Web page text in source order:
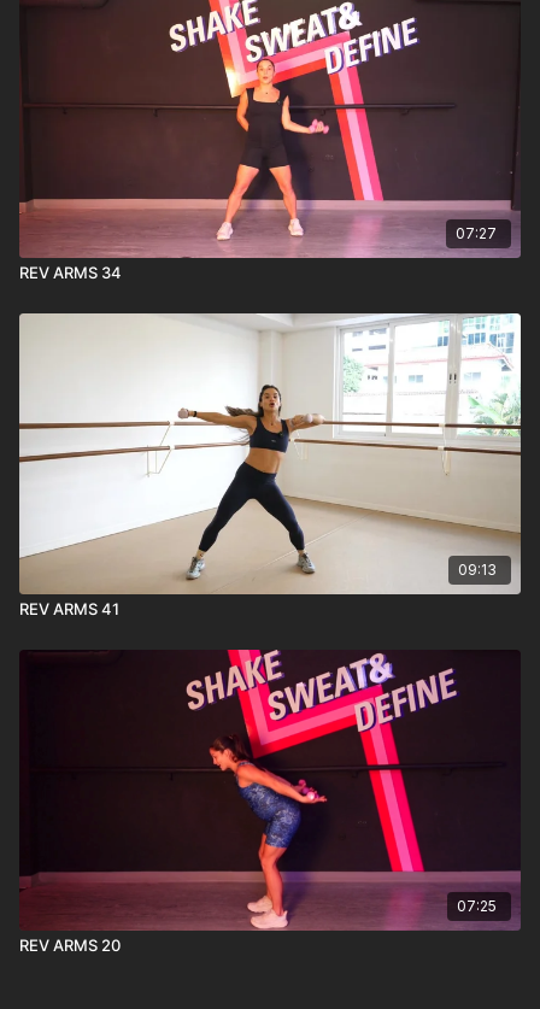
07:27
REV ARMS 34
09:13
REV ARMS 41
07:25
REV ARMS 20